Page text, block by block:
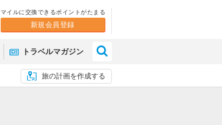
マイルに交換できるポイントがたまる
新規会員登録
トラベルマガジン
旅の計画を作成する